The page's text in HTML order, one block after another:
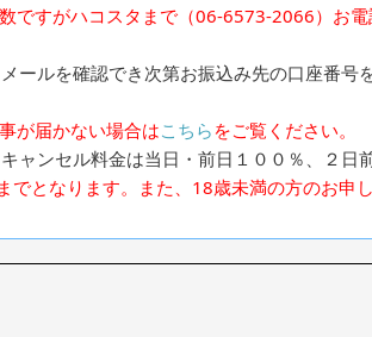
ですがハコスタまで（06-6573-2066）お
ールを確認でき次第お振込み先の口座番号
が届かない場合はこちら をご覧ください。
ャンセル料金は当日・前日１００％、２日
となります。また、18歳未満の方のお申